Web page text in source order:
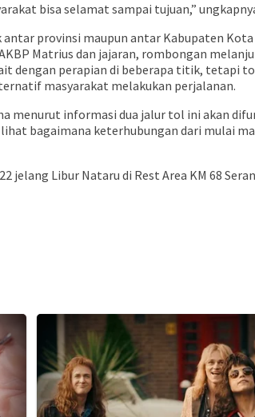
bisa selamat sampai tujuan,”
provinsi maupun antar Kabupaten Kota
Matrius dan jajaran, rombongan
dengan perapian di beberapa titik, tetapi
masyarakat melakukan perjalanan.
menurut informasi dua jalur tol ini akan
bagaimana keterhubungan dari mulai
Libur Nataru di Rest Area KM 68